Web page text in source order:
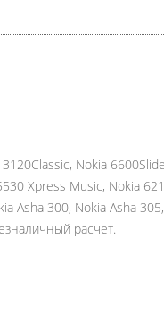
Nokia
Xpress Music, Nokia
Asha 300, Nokia Asha
расчет.